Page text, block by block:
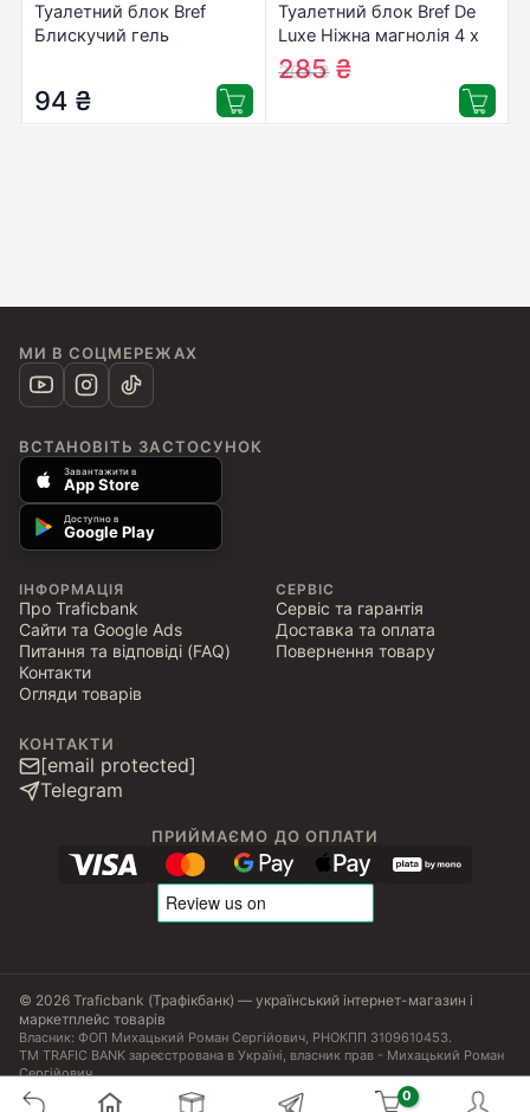
Туалетний блок Bref
Блискучий гель
94 ₴
Туалетний блок Bref De
Luxe Ніжна магнолія 4 х
50 г (9000101819038)
304₴
285₴
МИ В СОЦМЕРЕЖАХ
ВСТАНОВІТЬ ЗАСТОСУНОК
Завантажити в
App Store
Доступно в
Google Play
ІНФОРМАЦІЯ
Про Traficbank
Сайти та Google Ads
Питання та відповіді (FAQ)
Контакти
Огляди товарів
СЕРВІС
Сервіс та гарантія
Доставка та оплата
Повернення товару
КОНТАКТИ
[email protected]
Telegram
ПРИЙМАЄМО ДО ОПЛАТИ
© 2026 Traficbank (Трафікбанк) — український інтернет-магазин і
маркетплейс товарів
Власник: ФОП Михацький Роман Сергійович, РНОКПП 3109610453.
ТМ TRAFIC BANK зареєстрована в Україні, власник прав - Михацький Роман
Сергійович.
Угода користувача Політика конфіденційності Публічна оферта